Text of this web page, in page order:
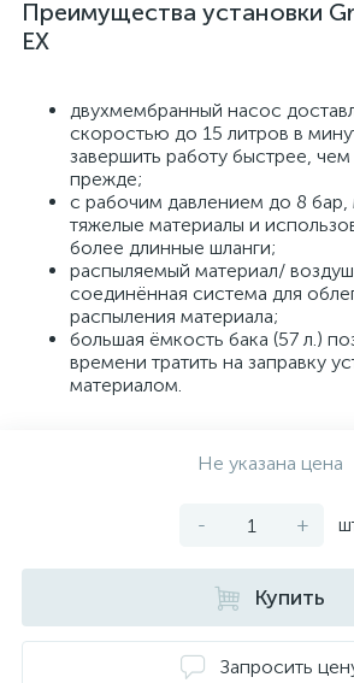
Преимущества установки
EX
двухмембранный насос
скоростью до 15 литров в
завершить работу быстрее,
прежде;
с рабочим давлением до 8
тяжелые материалы и
более длинные шланги;
распыляемый материал/
соединённая система для
распыления материала;
большая ёмкость бака (57 л.)
времени тратить на заправку
материалом.
Не указана цена
- +
Купить
Запросить